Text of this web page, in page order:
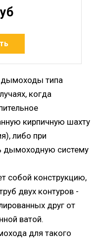
дымоходы типа
когда
кирпичную шахту
либо при
дымоходную систему
собой конструкцию,
двух контуров -
друг от
ватой.
для такого